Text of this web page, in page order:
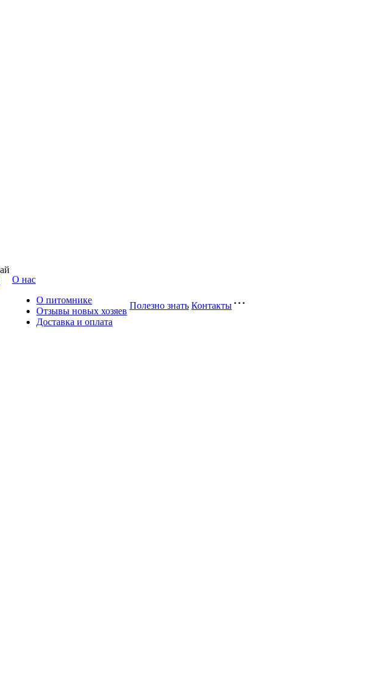
О нас
О питомнике
Отзывы новых хозяев
Доставка и оплата
Полезно знать Контакты